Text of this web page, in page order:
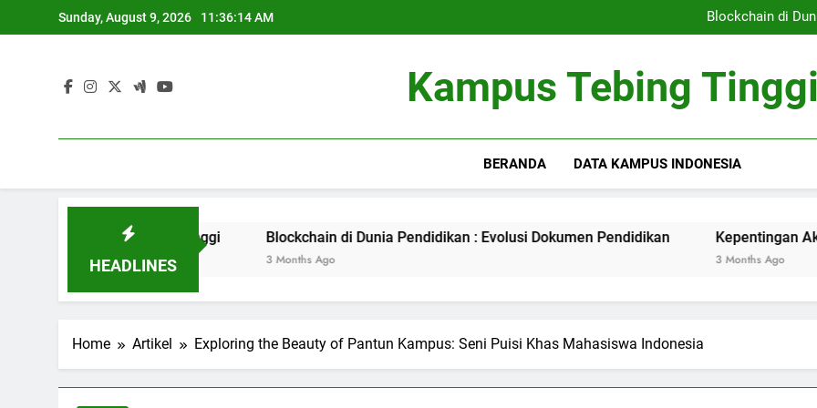
to
Sunday, August 9, 2026 11:36:15 AM
Blockchain di
Kepentingan Akreditasi
Blockchain di
Kepentingan Akreditasi
Kampus Tebing Tinggi
BERANDA DATA KAMPUS INDONESIA
HEADLINES
Pendidikan Tinggi Blockchain di Dunia Pendidikan : Evolusi Dokumen Pendidikan
3 Months Ago
Kepentingan Akreditasi Kurir
Home Artikel Exploring the Beauty of Pantun Kampus: Seni Puisi Khas Mahasiswa Indonesia